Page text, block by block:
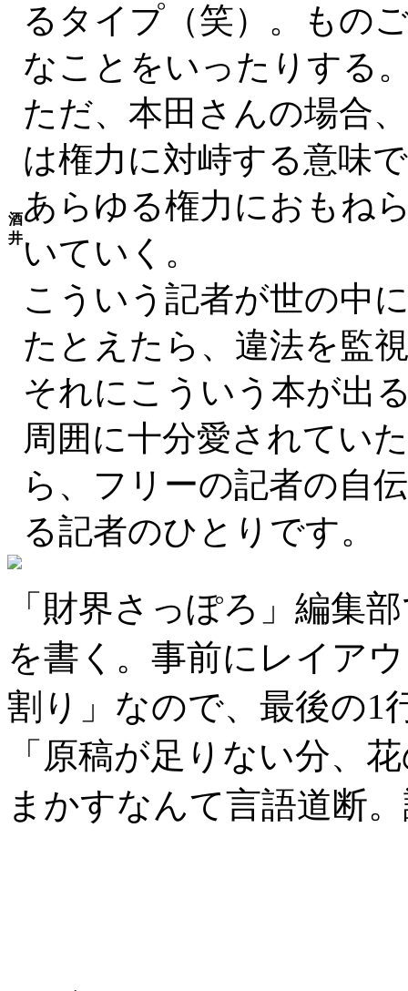
酒
井
るタイプ（笑）。もの
なことをいったりする
ただ、本田さんの場合
は権力に対峙する意味
あらゆる権力におもね
いていく。
こういう記者が世の中
たとえたら、違法を監
それにこういう本が出
周囲に十分愛されてい
ら、フリーの記者の自
る記者のひとりです。
「財界さっぽろ」編集
を書く。事前にレイア
割り」なので、最後の1
「原稿が足りない分、
まかすなんて言語道断